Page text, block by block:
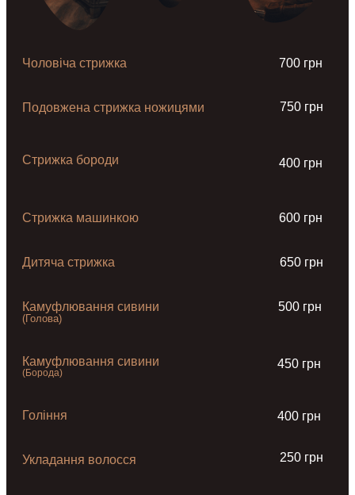
Чоловіча стрижка 700 грн
Подовжена стрижка ножицями 750 грн
Стрижка бороди 400 грн
Стрижка машинкою 600 грн
Дитяча стрижка 650 грн
Камуфлювання сивини
(Голова)
500 грн
Камуфлювання сивини
(Борода)
450 грн
Гоління 400 грн
Укладання волосся 250 грн